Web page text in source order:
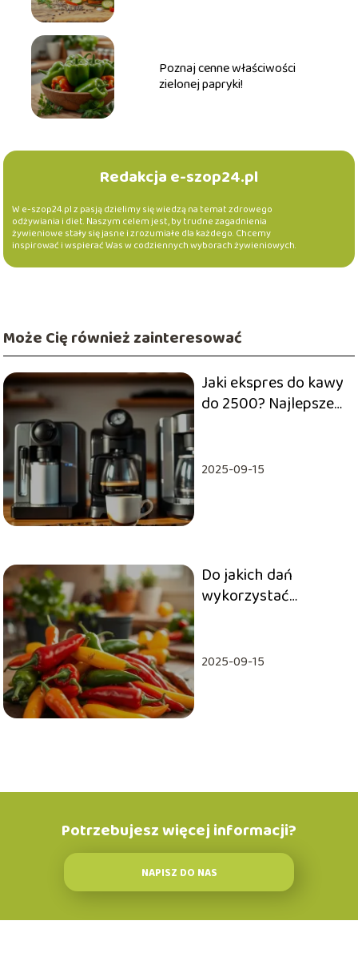
Poznaj cenne właściwości
zielonej papryki!
Redakcja e-szop24.pl
W e-szop24.pl z pasją dzielimy się wiedzą na temat zdrowego
odżywiania i diet. Naszym celem jest, by trudne zagadnienia
żywieniowe stały się jasne i zrozumiałe dla każdego. Chcemy
inspirować i wspierać Was w codziennych wyborach żywieniowych.
Może Cię również zainteresować
Jaki ekspres do kawy
do 2500? Najlepsze
2025-09-15
Do jakich dań
wykorzystać
2025-09-15
Potrzebujesz więcej informacji?
NAPISZ DO NAS